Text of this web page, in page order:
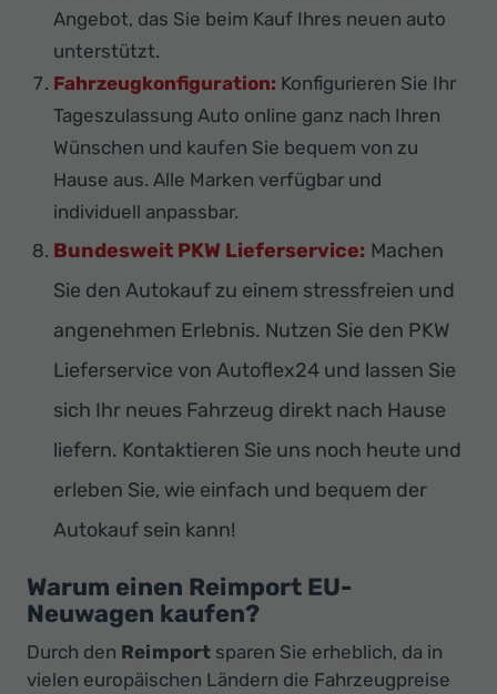
Angebot, das Sie beim Kauf Ihres neuen auto
unterstützt.
Fahrzeugkonfiguration: Konfigurieren Sie Ihr
Tageszulassung Auto online ganz nach Ihren
Wünschen und kaufen Sie bequem von zu
Hause aus. Alle Marken verfügbar und
individuell anpassbar.
Bundesweit PKW Lieferservice: Machen
Sie den Autokauf zu einem stressfreien und
angenehmen Erlebnis. Nutzen Sie den PKW
Lieferservice von Autoflex24 und lassen Sie
sich Ihr neues Fahrzeug direkt nach Hause
liefern. Kontaktieren Sie uns noch heute und
erleben Sie, wie einfach und bequem der
Autokauf sein kann!
Warum einen Reimport EU-
Neuwagen kaufen?
Durch den Reimport sparen Sie erheblich, da in
vielen europäischen Ländern die Fahrzeugpreise